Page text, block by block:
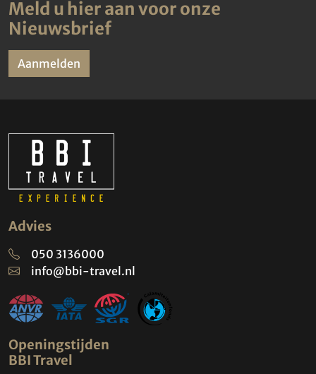
Meld u hier aan voor onze
Nieuwsbrief
Aanmelden
Advies
050 3136000
info@bbi-travel.nl
Openingstijden
BBI Travel